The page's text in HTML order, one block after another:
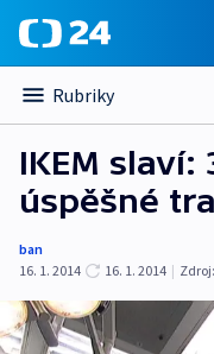
Rubriky
IKEM
úspěšné
ban
16. 1. 2014
16. 1. 2014 | Zdroj: